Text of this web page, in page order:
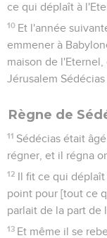
ce qui déplaît à
10 Et l'année
emmener à
maison de
Jérusalem Sédécias
Règne de
11 Sédécias était
régner, et il régna
12 Il fit ce qui
point pour [tout ce
parlait de la part de
13 Et même il se